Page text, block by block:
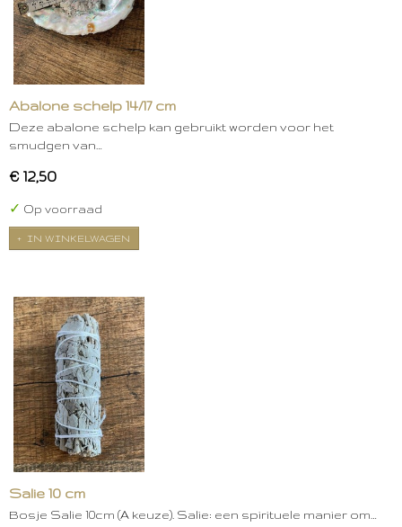
Abalone schelp 14/17 cm
Deze abalone schelp kan gebruikt worden voor het
smudgen van…
€ 12,50
✓ Op voorraad
IN WINKELWAGEN
Salie 10 cm
Bosje Salie 10cm (A keuze). Salie: een spirituele manier om…